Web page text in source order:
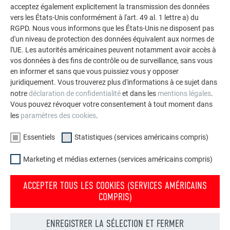
durables de PREFA pour toitures, systèmes solaires et
façades.
VOIR DAVANTAGE DE RÉFÉRENCES
acceptez également explicitement la transmission des données
vers les États-Unis conformément à l'art. 49 al. 1 lettre a) du
RGPD. Nous vous informons que les États-Unis ne disposent pas
d'un niveau de protection des données équivalent aux normes de
l'UE. Les autorités américaines peuvent notamment avoir accès à
vos données à des fins de contrôle ou de surveillance, sans vous
en informer et sans que vous puissiez vous y opposer
juridiquement. Vous trouverez plus d'informations à ce sujet dans
notredéclaration de confidentialitéet dans les mentions légales.
Vous pouvez révoquer votre consentement à tout moment dans
les paramètres des cookies.
Essentiels Statistiques (services américains compris)
Marketing et médias externes (services américains compris)
ACCEPTER TOUS LES COOKIES (SERVICES AMÉRICAINS
COMPRIS)
ENREGISTRER LA SÉLECTION ET FERMER